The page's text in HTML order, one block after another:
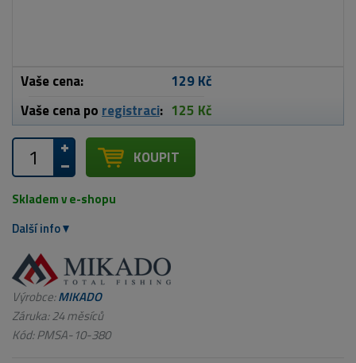
Vaše cena:
129 Kč
Vaše cena po registraci: 125 Kč
KOUPIT
Skladem v e-shopu
Další info
Výrobce:MIKADO
Záruka: 24 měsíců
Kód:PMSA-10-380